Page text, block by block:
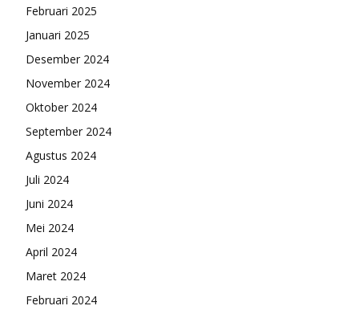
Februari 2025
Januari 2025
Desember 2024
November 2024
Oktober 2024
September 2024
Agustus 2024
Juli 2024
Juni 2024
Mei 2024
April 2024
Maret 2024
Februari 2024